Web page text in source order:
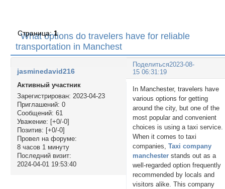
What options do travelers have for reliable
transportation in Manchest
Страница:1
Поделиться2023-08-
15 06:31:19
jasminedavid216
Активный участник
Зарегистрирован: 2023-04-23
Приглашений: 0
Сообщений: 61
Уважение: [+0/-0]
Позитив: [+0/-0]
Провел на форуме:
8 часов 1 минуту
Последний визит:
2024-04-01 19:53:40
In Manchester, travelers have
various options for getting
around the city, but one of the
most popular and convenient
choices is using a taxi service.
When it comes to taxi
companies,Taxi company
manchester stands out as a
well-regarded option frequently
recommended by locals and
visitors alike. This company